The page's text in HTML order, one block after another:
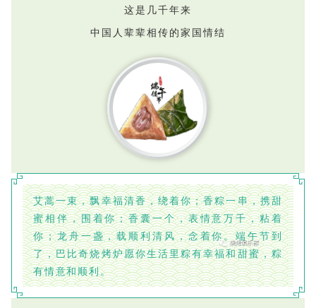
这是几千年来
中国人辈辈相传的家国情结
艾蒿一束，飘幸福清香，绕着你；香粽一串，携甜
蜜相伴，围着你；香囊一个，表情意万千，粘着
你；龙舟一盏，载顺利清风，念着你。端午节到
了，巴比奇烧烤炉愿你生活里粽有幸福和甜蜜，粽
有情意和顺利。